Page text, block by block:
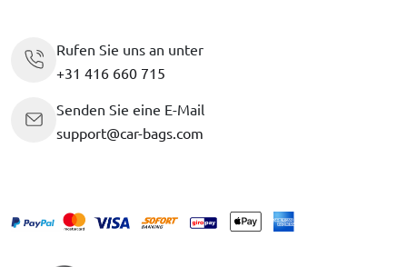
Rufen Sie uns an unter
+31 416 660 715
Senden Sie eine E-Mail
support@car-bags.com